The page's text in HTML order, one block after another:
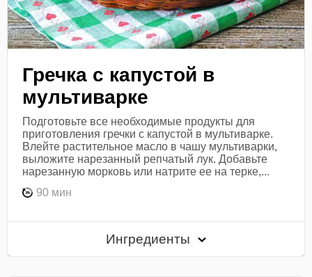
Гречка с капустой в
мультиварке
Подготовьте все необходимые продукты для
приготовления гречки с капустой в мультиварке.
Влейте растительное масло в чашу мультиварки,
выложите нарезанный репчатый лук. Добавьте
нарезанную морковь или натрите ее на терке,...
90 мин
Ингредиенты